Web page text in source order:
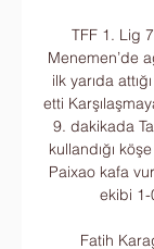
TFF 1. Lig
Menemen’de
ilk yarıda
etti
9. dakikada
kullandığı
Paixao kafa
ekibi
Fatih